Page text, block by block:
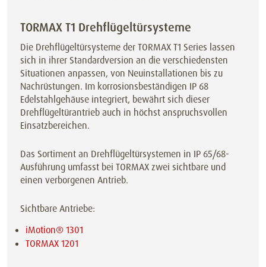
TORMAX T1 Drehflügeltürsysteme
Die Drehflügeltürsysteme der TORMAX T1 Series lassen
sich in ihrer Standardversion an die verschiedensten
Situationen anpassen, von Neuinstallationen bis zu
Nachrüstungen. Im korrosionsbeständigen IP 68
Edelstahlgehäuse integriert, bewährt sich dieser
Drehflügeltürantrieb auch in höchst anspruchsvollen
Einsatzbereichen.
Das Sortiment an Drehflügeltürsystemen in IP 65/68-
Ausführung umfasst bei TORMAX zwei sichtbare und
einen verborgenen Antrieb.
Sichtbare Antriebe:
iMotion® 1301
TORMAX 1201